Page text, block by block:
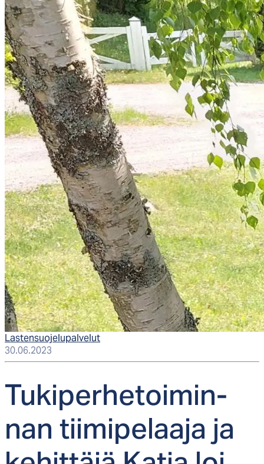
Lastensuojelupalvelut
30.06.2023
Tu­ki­per­he­toi­min­
nan tii­mi­pe­laa­ja ja